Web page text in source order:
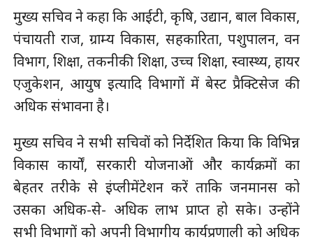
मुख्य सचिव ने कहा कि आईटी, कृषि, उद्यान, बाल विकास,
पंचायती राज, ग्राम्य विकास, सहकारिता, पशुपालन, वन
विभाग, शिक्षा, तकनीकी शिक्षा, उच्च शिक्षा, स्वास्थ्य, हायर
एजुकेशन, आयुष इत्यादि विभागों में बेस्ट प्रैक्टिसेज की
अधिक संभावना है।
मुख्य सचिव ने सभी सचिवों को निर्देशित किया कि विभिन्न
विकास कार्यों, सरकारी योजनाओं और कार्यक्रमों का
बेहतर तरीके से इंप्लीमेंटेशन करें ताकि जनमानस को
उसका अधिक-से- अधिक लाभ प्राप्त हो सके। उन्होंने
सभी विभागों को अपनी विभागीय कार्यप्रणाली को अधिक